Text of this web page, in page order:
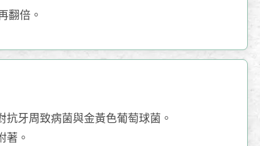
翻倍。
抗牙周致病菌與金黃色葡萄球菌。
著。